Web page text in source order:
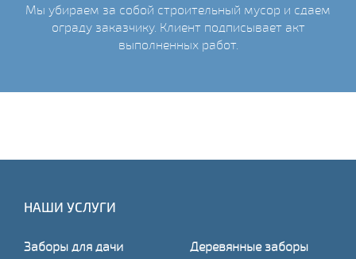
Мы убираем за собой строительный мусор и сдаем
ограду заказчику. Клиент подписывает акт
выполненных работ.
НАШИ УСЛУГИ
Заборы для дачи
Деревянные заборы